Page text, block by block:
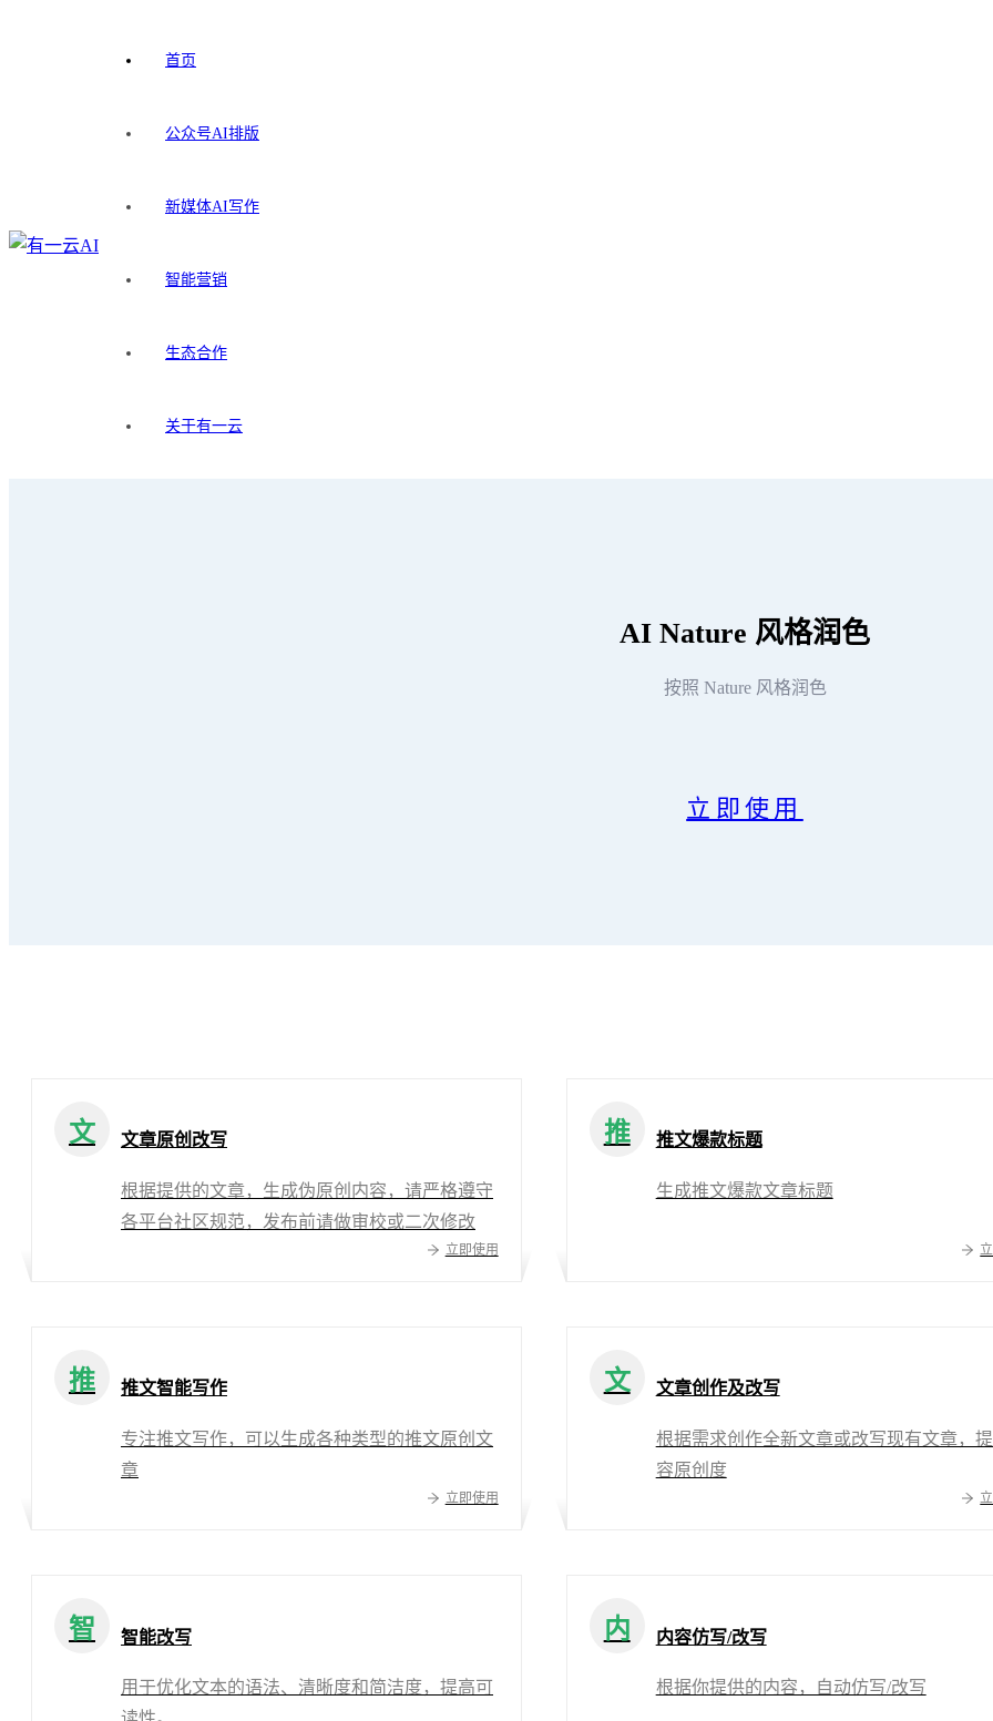
首页
公众号AI排版
新媒体AI写作
智能营销
生态合作
关于有一云
AI Nature 风格润色
按照 Nature 风格润色
立即使用
文 文章原创改写
根据提供的文章，生成伪原创内容，请严格遵守
各平台社区规范，发布前请做审校或二次修改
立即使用
推 推文爆款标题
生成推文爆款文章标题
推 推文智能写作
专注推文写作，可以生成各种类型的推文原创文
章
立即使用
文 文章创作及改写
根据需求创作全新文章或改写现有文章，
容原创度
智 智能改写
用于优化文本的语法、清晰度和简洁度，提高可
内 内容仿写/改写
根据你提供的内容，自动仿写/改写